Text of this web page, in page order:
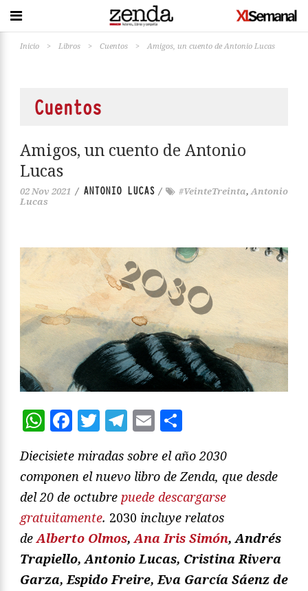
Inicio > Libros > Cuentos > Amigos, un cuento de Antonio Lucas
Cuentos
Amigos, un cuento de Antonio
Lucas
02 Nov 2021 / ANTONIO LUCAS / #VeinteTreinta, Antonio
Lucas
WhatsApp
Facebook
Twitter
Telegram
Email
Diecisiete miradas sobre el año 2030
componen el nuevo libro de Zenda, que desde
del 20 de octubre puede descargarse
gratuitamente. 2030 incluye relatos
deAlberto Olmos,Ana Iris Simón, Andrés
Trapiello, Antonio Lucas, Cristina Rivera
Garza, Espido Freire, Eva García Sáenz de